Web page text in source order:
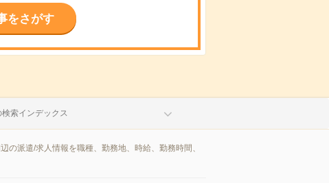
をさがす
検索インデックス
派遣/求人情報を職種、勤務地、時給、勤務時間、